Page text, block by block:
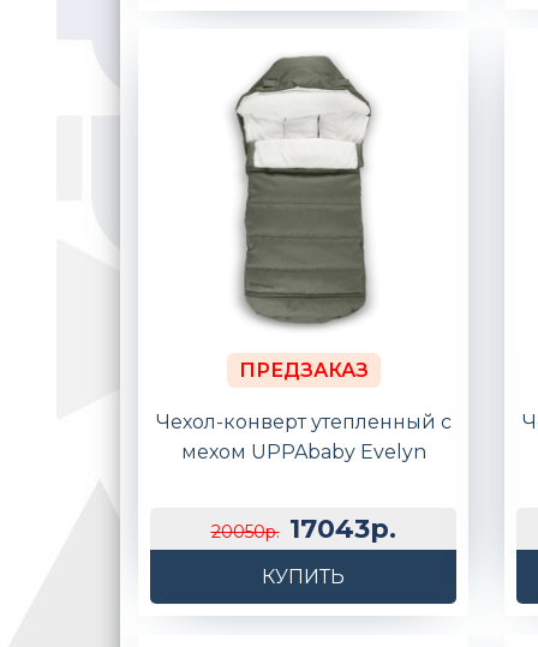
ПРЕДЗАКАЗ
Чехол-конверт утепленный с
мехом UPPAbaby Evelyn
20050р. 17043р.
КУПИТЬ